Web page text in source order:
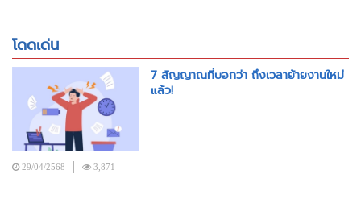
โดดเด่น
7 สัญญาณที่บอกว่า ถึงเวลาย้ายงานใหม่
แล้ว!
29/04/2568 3,871